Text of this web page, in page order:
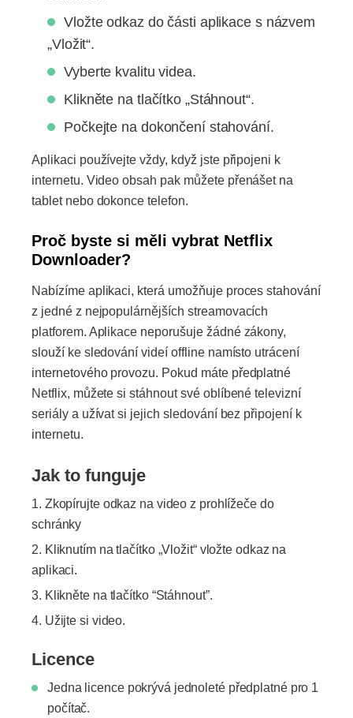
Vložte odkaz do části aplikace s názvem
„Vložit“.
Vyberte kvalitu videa.
Klikněte na tlačítko „Stáhnout“.
Počkejte na dokončení stahování.
Aplikaci používejte vždy, když jste připojeni k
internetu. Video obsah pak můžete přenášet na
tablet nebo dokonce telefon.
Proč byste si měli vybrat Netflix
Downloader?
Nabízíme aplikaci, která umožňuje proces stahování
z jedné z nejpopulárnějších streamovacích
platforem. Aplikace neporušuje žádné zákony,
slouží ke sledování videí offline namísto utrácení
internetového provozu. Pokud máte předplatné
Netflix, můžete si stáhnout své oblíbené televizní
seriály a užívat si jejich sledování bez připojení k
internetu.
Jak to funguje
Zkopírujte odkaz na video z prohlížeče do
schránky
Kliknutím na tlačítko „Vložit“ vložte odkaz na
aplikaci.
Klikněte na tlačítko “Stáhnout”.
Užijte si video.
Licence
Jedna licence pokrývá jednoleté předplatné pro 1
počítač.